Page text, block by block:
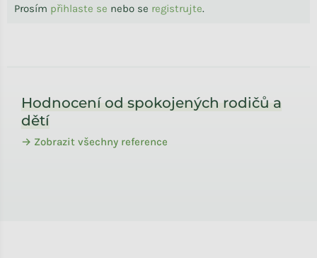
Prosím přihlaste se nebo se registrujte.
Hodnocení od spokojených rodičů a
dětí
→ Zobrazit všechny reference